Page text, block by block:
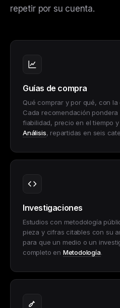
repetir por su cuenta.
Guías de compra
Qué comprar y por qué, con
Cada recomendación
fiabilidad, precio en el tiempo
Análisis, repartidas en seis
Investigaciones
Estudios con metodología
pieza y cifras citables con su
para que un medio o un
completo en Metodología.